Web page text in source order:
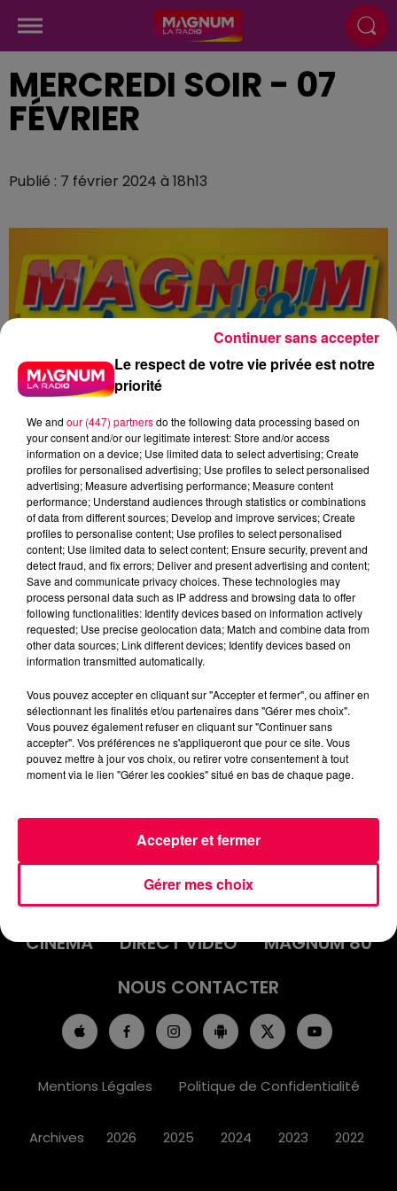
MERCREDI SOIR - 07
FÉVRIER
Publié : 7 février 2024 à 18h13
Flash infos
Crédit :Flash infos
INFOS
AGENDA
JEUX
PODCASTS
CINÉMA
DIRECT VIDÉO
MAGNUM 80
NOUS CONTACTER
Mentions Légales Politique de Confidentialité
Archives 2026 2025 2024 2023 2022
Le respect de votre vie privée est notre
priorité
We and our (447) partnersdo the following data processing based on
your consent and/or our legitimate interest: Store and/or access
information on a device; Use limited data to select advertising; Create
profiles for personalised advertising; Use profiles to select personalised
advertising; Measure advertising performance; Measure content
performance; Understand audiences through statistics or combinations
of data from different sources; Develop and improve services; Create
profiles to personalise content; Use profiles to select personalised
content; Use limited data to select content; Ensure security, prevent and
detect fraud, and fix errors; Deliver and present advertising and content;
Save and communicate privacy choices. These technologies may
process personal data such as IP address and browsing data to offer
following functionalities: Identify devices based on information actively
requested; Use precise geolocation data; Match and combine data from
other data sources; Link different devices; Identify devices based on
information transmitted automatically.
Vous pouvez accepter en cliquant sur "Accepter et fermer", ou affiner en
sélectionnant les finalités et/ou partenaires dans "Gérer mes choix".
Vous pouvez également refuser en cliquant sur "Continuer sans
accepter". Vos préférences ne s'appliqueront que pour ce site. Vous
pouvez mettre à jour vos choix, ou retirer votre consentement à tout
moment via le lien "Gérer les cookies" situé en bas de chaque page.
Gérer mes choix
Accepter et fermer
Continuer sans accepter